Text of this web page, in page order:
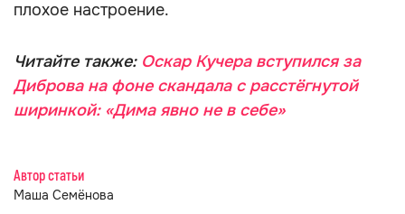
плохое настроение.
Читайте также: Оскар Кучера вступился за
Диброва на фоне скандала с расстёгнутой
ширинкой: «Дима явно не в себе»
Автор статьи
Маша Семёнова